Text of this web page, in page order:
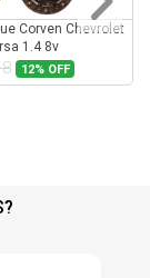
Corven Chevrolet
1.4 8v
12% OFF